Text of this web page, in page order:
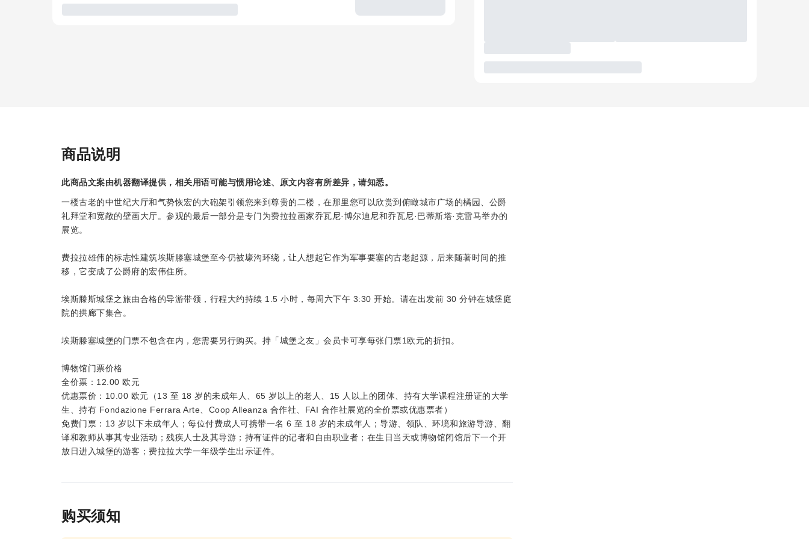
商品说明
此商品文案由机器翻译提供，相关用语可能与惯用论述、原文内容有所差异，请知悉。
一楼古老的中世纪大厅和气势恢宏的大砲架引领您来到尊贵的二楼，在那里您可以欣赏到俯瞰城市广场的橘园、公爵
礼拜堂和宽敞的壁画大厅。参观的最后一部分是专门为费拉拉画家乔瓦尼·博尔迪尼和乔瓦尼·巴蒂斯塔·克雷马举办的
展览。
费拉拉雄伟的标志性建筑埃斯滕塞城堡至今仍被壕沟环绕，让人想起它作为军事要塞的古老起源，后来随著时间的推
移，它变成了公爵府的宏伟住所。
埃斯滕斯城堡之旅由合格的导游带领，行程大约持续 1.5 小时，每周六下午 3:30 开始。请在出发前 30 分钟在城堡庭
院的拱廊下集合。
埃斯滕塞城堡的门票不包含在内，您需要另行购买。持「城堡之友」会员卡可享每张门票1欧元的折扣。
博物馆门票价格
全价票：12.00 欧元
优惠票价：10.00 欧元（13 至 18 岁的未成年人、65 岁以上的老人、15 人以上的团体、持有大学课程注册证的大学
生、持有 Fondazione Ferrara Arte、Coop Alleanza 合作社、FAI 合作社展览的全价票或优惠票者）
免费门票：13 岁以下未成年人；每位付费成人可携带一名 6 至 18 岁的未成年人；导游、领队、环境和旅游导游、翻
译和教师从事其专业活动；残疾人士及其导游；持有证件的记者和自由职业者；在生日当天或博物馆闭馆后下一个开
放日进入城堡的游客；费拉拉大学一年级学生出示证件。
购买须知